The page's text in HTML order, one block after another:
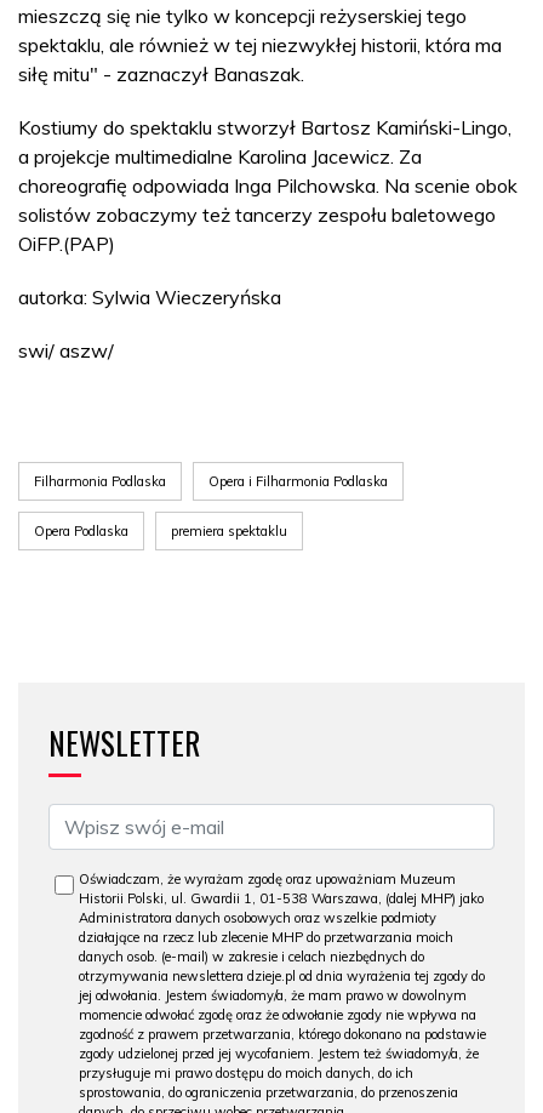
mieszczą się nie tylko w koncepcji reżyserskiej tego
spektaklu, ale również w tej niezwykłej historii, która ma
siłę mitu" - zaznaczył Banaszak.
Kostiumy do spektaklu stworzył Bartosz Kamiński-Lingo,
a projekcje multimedialne Karolina Jacewicz. Za
choreografię odpowiada Inga Pilchowska. Na scenie obok
solistów zobaczymy też tancerzy zespołu baletowego
OiFP.(PAP)
autorka: Sylwia Wieczeryńska
swi/ aszw/
Filharmonia Podlaska Opera i Filharmonia Podlaska
Opera Podlaska premiera spektaklu
NEWSLETTER
Oświadczam, że wyrażam zgodę oraz upoważniam Muzeum
Historii Polski, ul. Gwardii 1, 01-538 Warszawa, (dalej MHP) jako
Administratora danych osobowych oraz wszelkie podmioty
działające na rzecz lub zlecenie MHP do przetwarzania moich
danych osob. (e-mail) w zakresie i celach niezbędnych do
otrzymywania newslettera dzieje.pl od dnia wyrażenia tej zgody do
jej odwołania. Jestem świadomy/a, że mam prawo w dowolnym
momencie odwołać zgodę oraz że odwołanie zgody nie wpływa na
zgodność z prawem przetwarzania, którego dokonano na podstawie
zgody udzielonej przed jej wycofaniem. Jestem też świadomy/a, że
przysługuje mi prawo dostępu do moich danych, do ich
sprostowania, do ograniczenia przetwarzania, do przenoszenia